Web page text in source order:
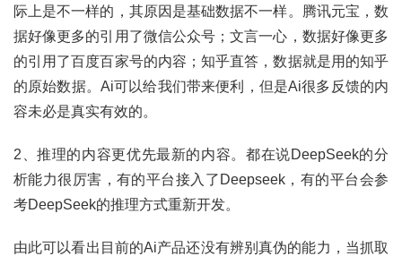
际上是不一样的，其原因是基础数据不一样。腾讯元宝，数
据好像更多的引用了微信公众号；文言一心，数据好像更多
的引用了百度百家号的内容；知乎直答，数据就是用的知乎
的原始数据。Ai可以给我们带来便利，但是Ai很多反馈的内
容未必是真实有效的。
2、推理的内容更优先最新的内容。都在说DeepSeek的分
析能力很厉害，有的平台接入了Deepseek，有的平台会参
考DeepSeek的推理方式重新开发。
由此可以看出目前的Ai产品还没有辨别真伪的能力，当抓取